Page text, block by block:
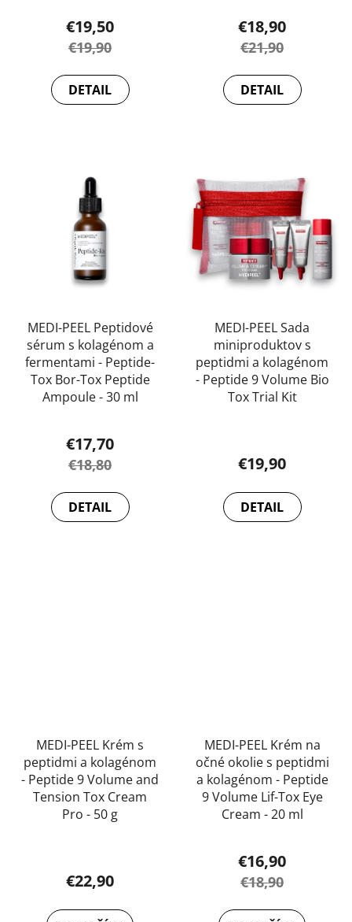
hodnotenie
produktu
je
5,0
€19,50
€19,90
DETAIL
€18,90
€21,90
DETAIL
MEDI-PEEL Peptidové
sérum s kolagénom a
fermentami - Peptide-
Tox Bor-Tox Peptide
Ampoule - 30 ml
€17,70
€18,80
DETAIL
MEDI-PEEL Sada
miniproduktov s
peptidmi a kolagénom
- Peptide 9 Volume Bio
Tox Trial Kit
€19,90
DETAIL
MEDI-PEEL Krém s
peptidmi a kolagénom
- Peptide 9 Volume and
Tension Tox Cream
Pro - 50 g
produktu
je
€22,90
MEDI-PEEL Krém na
očné okolie s peptidmi
a kolagénom - Peptide
9 Volume Lif-Tox Eye
Cream - 20 ml
€16,90
€18,90